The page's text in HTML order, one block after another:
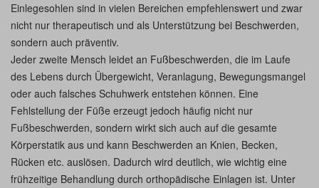
Einlegesohlen sind in vielen Bereichen empfehlenswert und zwar
nicht nur therapeutisch und als Unterstützung bei Beschwerden,
sondern auch präventiv.
Jeder zweite Mensch leidet an Fußbeschwerden, die im Laufe
des Lebens durch Übergewicht, Veranlagung, Bewegungsmangel
oder auch falsches Schuhwerk entstehen können. Eine
Fehlstellung der Füße erzeugt jedoch häufig nicht nur
Fußbeschwerden, sondern wirkt sich auch auf die gesamte
Körperstatik aus und kann Beschwerden an Knien, Becken,
Rücken etc. auslösen. Dadurch wird deutlich, wie wichtig eine
frühzeitige Behandlung durch orthopädische Einlagen ist. Unter